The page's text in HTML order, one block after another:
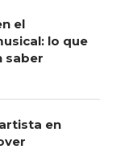
el
lo que
saber
en